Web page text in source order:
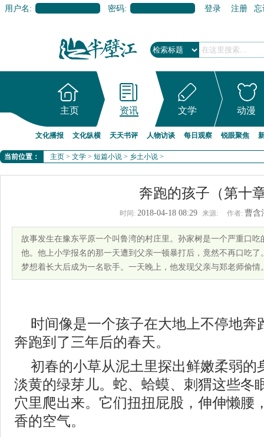
用户名: 密码: 登录 注册 忘
主页 资讯 文学 动漫
文化播报 文化纵横 天天书评 人物访谈 每日观察 锐眼聚焦
当前位置： 主页 > 文学 > 短篇小说 > 乡土小说 >
奔跑的孩子（第十
时间: 2018-04-18 08:29 来源: 作者: 曹
故事发生在豫东平原一个叫鲁湾的村庄里。孙家树是一个严重口
他。他上小学报名的那一天遭到父亲一顿暴打后，竟然不再口吃
梦想着长大后成为一名歌手。一天晚上，他发现父亲与郑老师偷情
时间像是一个孩子在大地上不停地奔
奔跑到了三年后的春天。
初春的小草从泥土里探出鲜嫩柔弱的
淡黄的绿芽儿。蛇、蛤蟆、刺猬这些冬
穴里爬出来。它们扭扭屁股，伸伸懒腰
香的空气。